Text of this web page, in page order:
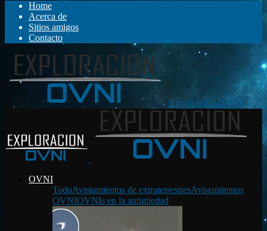
Home
Acerca de
Sitios amigos
Contacto
Exploración OVNI
OVNI
TodoAvistamientos de extraterrestresAvistamientos
OVNIOVNIs en la antigüedad